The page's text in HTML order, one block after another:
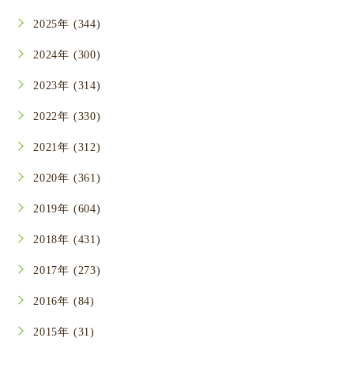
2025年 (344)
2024年 (300)
2023年 (314)
2022年 (330)
2021年 (312)
2020年 (361)
2019年 (604)
2018年 (431)
2017年 (273)
2016年 (84)
2015年 (31)